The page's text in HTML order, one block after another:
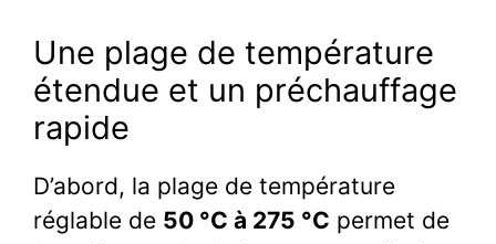
Une plage de température
étendue et un préchauffage
rapide
D’abord, la plage de température
réglable de 50 °C à 275 °C permet de